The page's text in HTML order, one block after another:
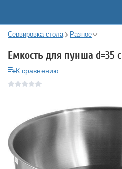
Сервировка стола Разное
Емкость для пунша d=35
К сравнению